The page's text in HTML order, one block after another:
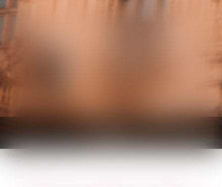
KALIFA Avocats
Ouvrir
le
menu
Vous êtes ici :Accueil